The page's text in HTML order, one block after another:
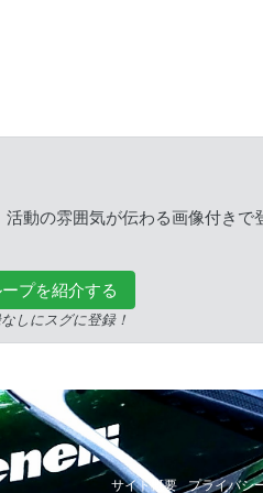
動の雰囲気が伝わる画像付きで
プを紹介する
しにスグに登録！
サイト概要 プライバシ